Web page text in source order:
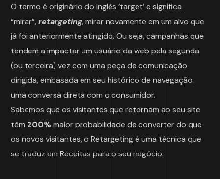
O termo é originário do inglês ‘target’ e significa
“mirar”,retargeting, mirar novamente em um alvo que
já foi anteriormente atingido. Ou seja, campanhas que
tendem a impactar um usuário da web pela segunda
(ou terceira) vez com uma peça de comunicação
dirigida, embasada em seu histórico de navegação,
uma conversa direta com o consumidor.
Sabemos que os visitantes que retornam ao seu site
têm 200%maior probabilidade de converter do que
os novos visitantes, o Retargeting é uma técnica que
se traduz em Receitas para o seu negócio.